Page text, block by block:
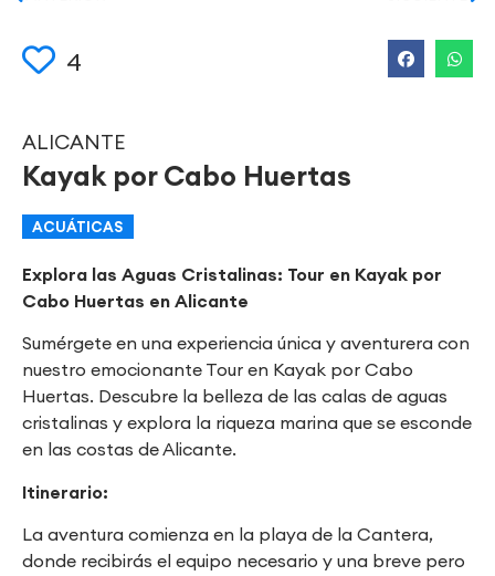
4
ALICANTE
Kayak por Cabo Huertas
ACUÁTICAS
Explora las Aguas Cristalinas: Tour en Kayak por
Cabo Huertas en Alicante
Sumérgete en una experiencia única y aventurera con
nuestro emocionante Tour en Kayak por Cabo
Huertas. Descubre la belleza de las calas de aguas
cristalinas y explora la riqueza marina que se esconde
en las costas de Alicante.
Itinerario:
La aventura comienza en la playa de la Cantera,
donde recibirás el equipo necesario y una breve pero